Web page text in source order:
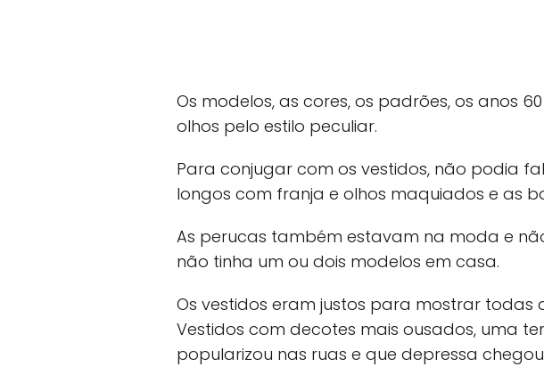
Os modelos, as cores, os padrões, os anos
olhos pelo estilo peculiar.
Para conjugar com os vestidos, não podia
longos com franja e olhos maquiados e as
As perucas também estavam na moda e
não tinha um ou dois modelos em casa.
Os vestidos eram justos para mostrar todas
Vestidos com decotes mais ousados, uma
popularizou nas ruas e que depressa